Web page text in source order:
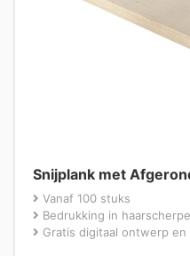
Snijplank met
Vanaf 100 stuks
Bedrukking in
Gratis digitaal ontwerp en